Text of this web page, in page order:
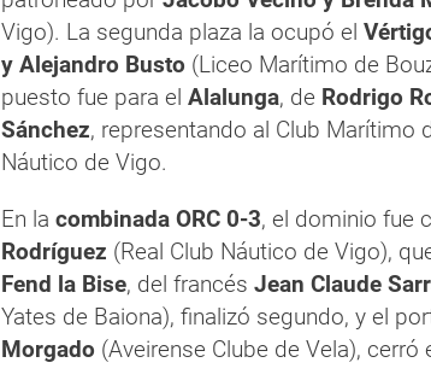
Vigo). La segunda plaza la ocupó el
y Alejandro Busto (Liceo Marítimo de
puesto fue para el Alalunga, de Rodrigo
Sánchez, representando al Club Marítimo
Náutico de Vigo.
En la combinada ORC 0-3, el dominio fue
Rodríguez (Real Club Náutico de Vigo),
Fend la Bise, del francés Jean Claude
Yates de Baiona), finalizó segundo, y el
Morgado (Aveirense Clube de Vela), cerró